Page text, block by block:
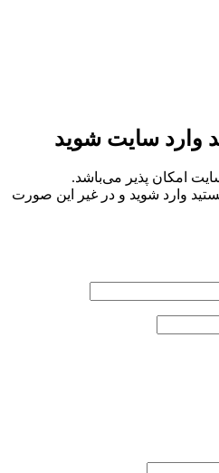
وارد سایت شوید
امکان پذیر می‌باشد.
وارد شوید و در غیر این صورت